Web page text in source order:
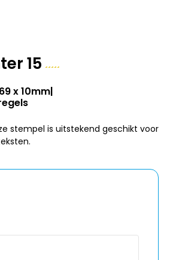
15
x 10mm
stempel is uitstekend geschikt voor